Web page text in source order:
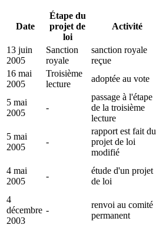
Date
Étape du
projet de
loi
Activité
13 juin
2005
Sanction
royale
sanction royale
reçue
16 mai
2005
Troisième
lecture
adoptée au vote
5 mai
2005
-
passage à l'étape
de la troisième
lecture
5 mai
2005
-
rapport est fait du
projet de loi
modifié
4 mai
2005
-
étude d'un projet
de loi
4
décembre
2003
-
renvoi au comité
permanent